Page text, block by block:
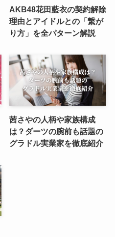
AKB48花田藍衣の契約解除
理由とアイドルとの「繋が
り方」を全パターン解説
茜さやの人柄や家族構成
は？ダーツの腕前も話題の
グラドル実業家を徹底紹介